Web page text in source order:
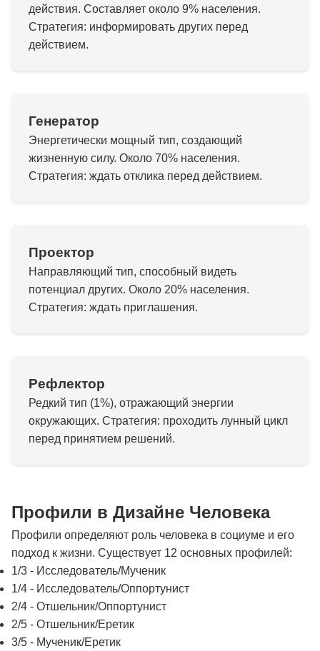
действия. Составляет около 9% населения.
Стратегия: информировать других перед
действием.
Генератор
Энергетически мощный тип, создающий
жизненную силу. Около 70% населения.
Стратегия: ждать отклика перед действием.
Проектор
Направляющий тип, способный видеть
потенциал других. Около 20% населения.
Стратегия: ждать приглашения.
Рефлектор
Редкий тип (1%), отражающий энергии
окружающих. Стратегия: проходить лунный цикл
перед принятием решений.
Профили в Дизайне Человека
Профили определяют роль человека в социуме и его
подход к жизни. Существует 12 основных профилей:
1/3 - Исследователь/Мученик
1/4 - Исследователь/Оппортунист
2/4 - Отшельник/Оппортунист
2/5 - Отшельник/Еретик
3/5 - Мученик/Еретик